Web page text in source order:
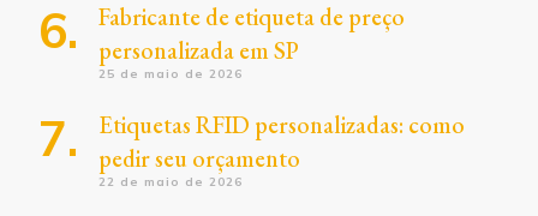
Fabricante de etiqueta de preço
personalizada em SP
25 de maio de 2026
Etiquetas RFID personalizadas: como
pedir seu orçamento
22 de maio de 2026